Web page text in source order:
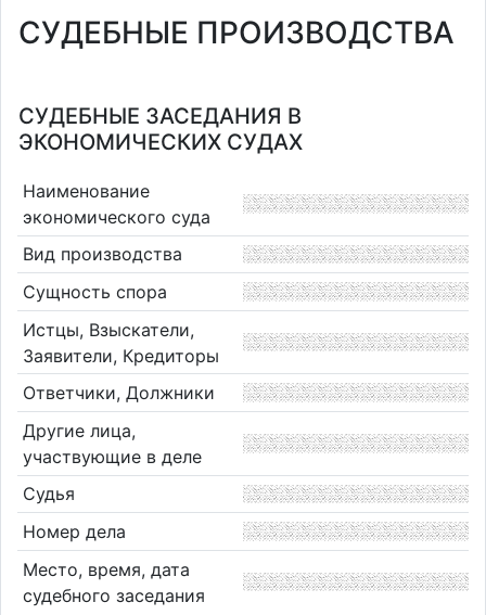
СУДЕБНЫЕ ПРОИЗВОДСТВА
СУДЕБНЫЕ ЗАСЕДАНИЯ В
ЭКОНОМИЧЕСКИХ СУДАХ
Наименование
экономического суда
Вид производства
Сущность спора
Истцы, Взыскатели,
Заявители, Кредиторы
Ответчики, Должники
Другие лица,
участвующие в деле
Судья
Номер дела
Место, время, дата
судебного заседания